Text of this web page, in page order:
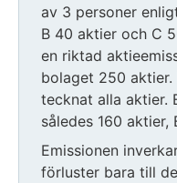
av 3 personer
B 40 aktier och C
en riktad
bolaget 250 aktier.
tecknat alla aktier.
således 160
Emissionen
förluster bara till